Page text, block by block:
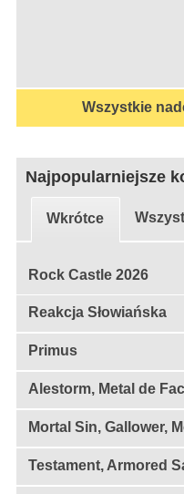
Wszystkie
Najpopularniejsze
Wkrótce
Rock Castle 2026
Reakcja Słowiańska
Primus
Alestorm, Metal de
Mortal Sin, Gallower,
Testament, Armored